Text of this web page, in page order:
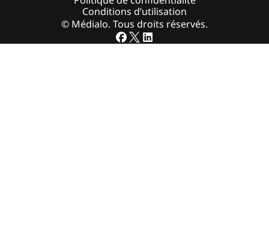
© Médialo. Tous droits réservés.
Conditions d’utilisation